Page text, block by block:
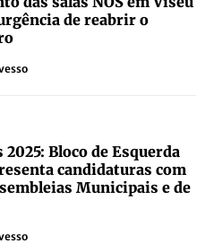
de reabrir o
Bloco de Esquerda
candidaturas com
Municipais e de